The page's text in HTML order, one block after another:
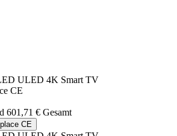
ULED 4K Smart TV
601,71 € Gesamt
CE